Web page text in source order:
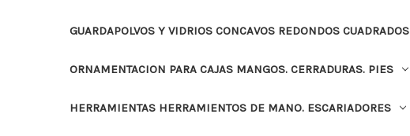
GUARDAPOLVOS Y VIDRIOS CONCAVOS REDONDOS CUADRADOS
ORNAMENTACION PARA CAJAS MANGOS. CERRADURAS. PIES
HERRAMIENTAS HERRAMIENTOS DE MANO. ESCARIADORES